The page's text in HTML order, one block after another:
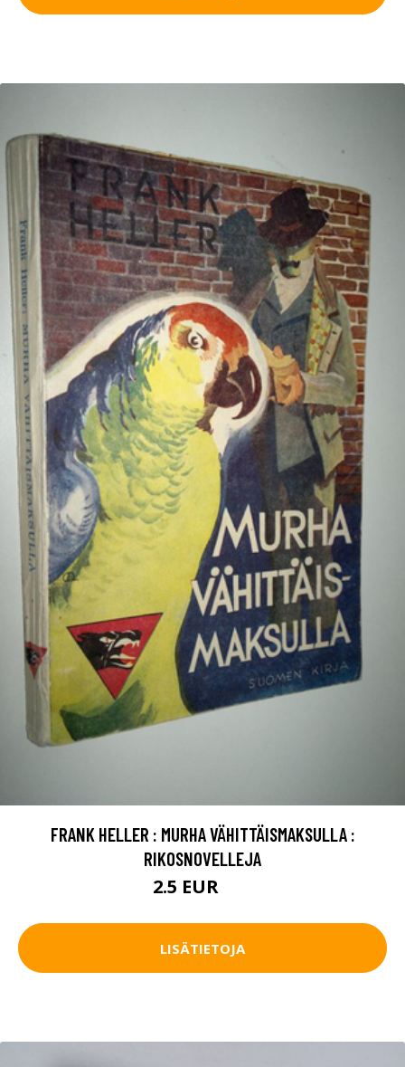
FRANK HELLER : MURHA VÄHITTÄISMAKSULLA :
RIKOSNOVELLEJA
2.5 EUR
LISÄTIETOJA